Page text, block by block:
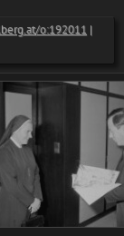
o:192011 |